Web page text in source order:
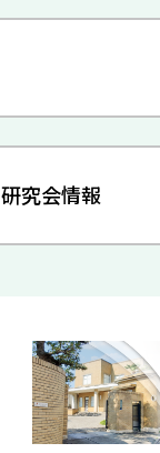
研究会情報